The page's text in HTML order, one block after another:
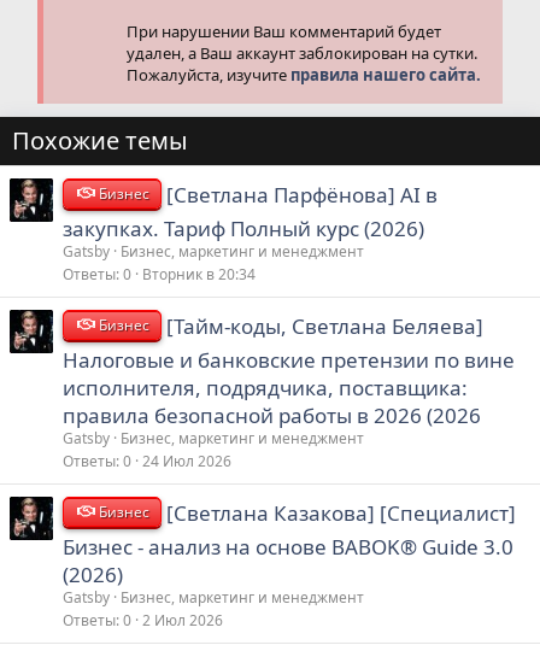
При нарушении Ваш комментарий будет
удален, а Ваш аккаунт заблокирован на сутки.
Пожалуйста, изучите правила нашего сайта.
Похожие темы
Бизнес
[Светлана Парфёнова] AI в
закупках. Тариф Полный курс (2026)
Gatsby Бизнес, маркетинг и менеджмент
Ответы 0 Вторник в 20:34
Бизнес
[Тайм-коды, Светлана Беляева]
Налоговые и банковские претензии по вине
исполнителя, подрядчика, поставщика:
правила безопасной работы в 2026 (2026
Gatsby Бизнес, маркетинг и менеджмент
Ответы 0 24 Июл 2026
Бизнес
[Светлана Казакова] [Специалист]
Бизнес - анализ на основе BABOK® Guide 3.0
(2026)
Gatsby Бизнес, маркетинг и менеджмент
Ответы 0 2 Июл 2026